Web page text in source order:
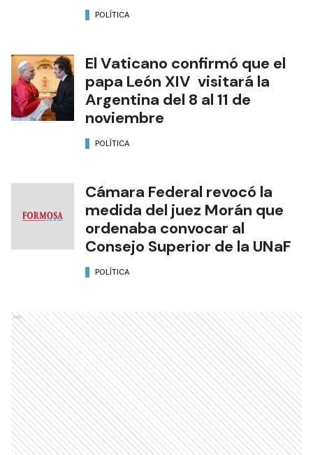
POLÍTICA
El Vaticano confirmó que el
papa León XIV visitará la
Argentina del 8 al 11 de
noviembre
POLÍTICA
Cámara Federal revocó la
medida del juez Morán que
ordenaba convocar al
Consejo Superior de la UNaF
POLÍTICA
Ads